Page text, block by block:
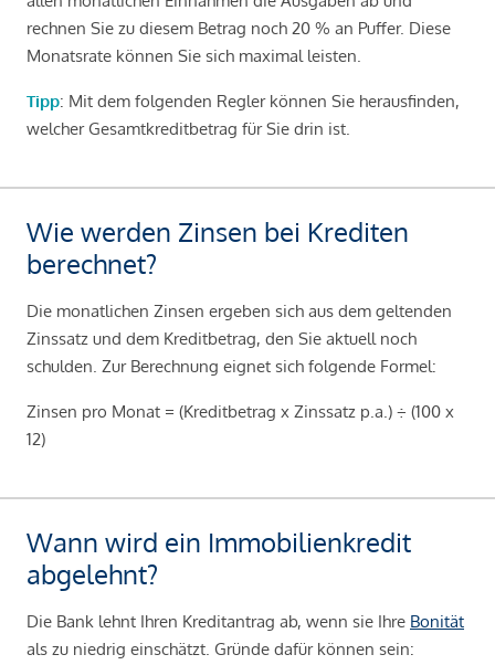
rechnen Sie zu diesem Betrag noch 20 % an Puffer. Diese
Monatsrate können Sie sich maximal leisten.
Tipp: Mit dem folgenden Regler können Sie herausfinden,
welcher Gesamtkreditbetrag für Sie drin ist.
Wie werden Zinsen bei Krediten
berechnet?
Die monatlichen Zinsen ergeben sich aus dem geltenden
Zinssatz und dem Kreditbetrag, den Sie aktuell noch
schulden. Zur Berechnung eignet sich folgende Formel:
Zinsen pro Monat = (Kreditbetrag x Zinssatz p.a.) ÷ (100 x
12)
Wann wird ein Immobilienkredit
abgelehnt?
Die Bank lehnt Ihren Kreditantrag ab, wenn sie Ihre Bonität
als zu niedrig einschätzt. Gründe dafür können sein: